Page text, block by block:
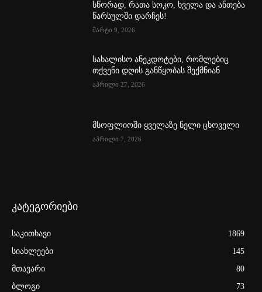
სწორად, რათა სოკო, ხველა და ანთება
წარსულში დარჩეს!
მარტი 9, 2026
სახალისო ანეკდოტები, რომლებიც
თქვენი დღის განწყობას შექმნიან
აპრილი 27, 2026
მსოფლიოში ყველაზე ნელი ცხოველი
აპრილი 7, 2026
კატეგორიები
საკითხავი
1869
სიახლეები
145
მთავარი
80
ბლოგი
73